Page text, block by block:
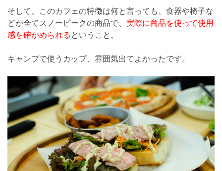
そして、このカフェの特徴は何と言っても、食器や椅子な
どが全てスノーピークの商品で、 実際に商品を使って使用
感を確かめられる ということ。
キャンプで使うカップ、雰囲気出てよかったです。